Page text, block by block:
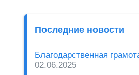
кафедры «Информатика и
Математика».
Последние новости
Благодарственная
02.06.2025